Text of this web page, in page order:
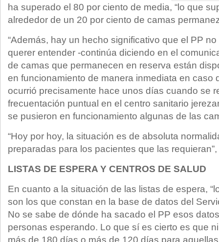
ha superado el 80 por ciento de media, “lo que
alrededor de un 20 por ciento de camas
“Además, hay un hecho significativo que el PP
querer entender -continúa diciendo en el
de camas que permanecen en reserva están
en funcionamiento de manera inmediata en caso
ocurrió precisamente hace unos días cuando se
frecuentación puntual en el centro sanitario
se pusieron en funcionamiento algunas de las
“Hoy por hoy, la situación es de absoluta
preparadas para los pacientes que las
LISTAS DE ESPERA Y CENTROS DE SALUD
En cuanto a la situación de las listas de espera,
son los que constan en la base de datos del
No se sabe de dónde ha sacado el PP esos
personas esperando. Lo que sí es cierto es que
más de 180 días o más de 120 días para